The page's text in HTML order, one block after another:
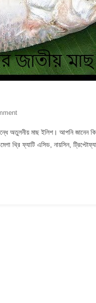
On
মাছ
ইলিশের
অতুলনীয় মাছ ইলিশ। আপনি
থ্রি ফ্যাটি এসিড, নায়সিন,